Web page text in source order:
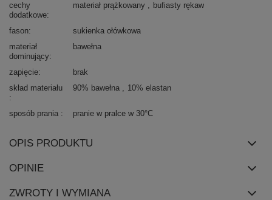
cechy
dodatkowe
materiał prążkowany bufiasty rękaw
fason
sukienka ołówkowa
materiał
dominujący
bawełna
zapięcie
brak
skład materiału
90% bawełna 10% elastan
sposób prania pranie w pralce w 30°C
OPIS PRODUKTU
OPINIE
ZWROTY I WYMIANA